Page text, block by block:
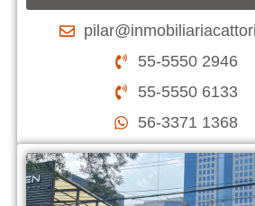
55-5550 2946
55-5550 6133
56-3371 1368